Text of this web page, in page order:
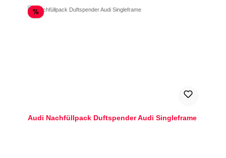
%Rabatt
Audi Nachfüllpack Duftspender Audi Singleframe